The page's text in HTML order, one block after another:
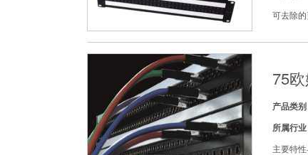
可去除
75
产品类别
所属行业
主要特